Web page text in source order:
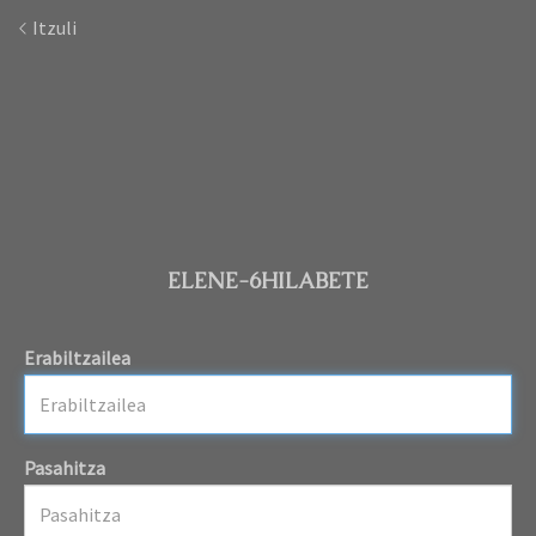
Itzuli
ELENE-6HILABETE
Erabiltzailea
Pasahitza